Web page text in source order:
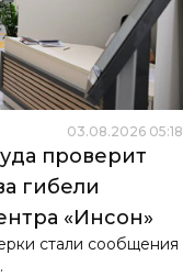
03.08.2026 05:18
проверит
гибели
«Инсон»
стали сообщения